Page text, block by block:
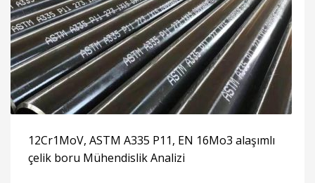
12Cr1MoV, ASTM A335 P11, EN 16Mo3 alaşımlı
çelik boru Mühendislik Analizi